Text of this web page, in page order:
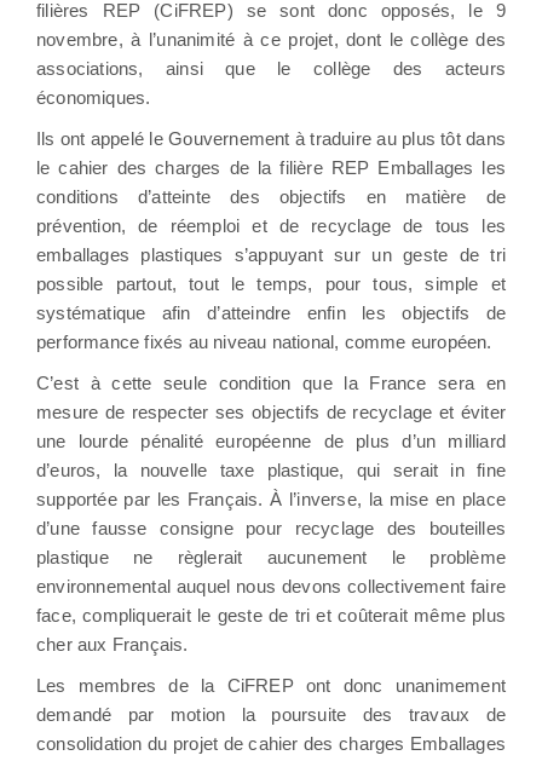
filières REP (CiFREP) se sont donc opposés, le 9
novembre, à l’unanimité à ce projet, dont le collège des
associations, ainsi que le collège des acteurs
économiques.
Ils ont appelé le Gouvernement à traduire au plus tôt dans
le cahier des charges de la filière REP Emballages les
conditions d’atteinte des objectifs en matière de
prévention, de réemploi et de recyclage de tous les
emballages plastiques s’appuyant sur un geste de tri
possible partout, tout le temps, pour tous, simple et
systématique afin d’atteindre enfin les objectifs de
performance fixés au niveau national, comme européen.
C’est à cette seule condition que la France sera en
mesure de respecter ses objectifs de recyclage et éviter
une lourde pénalité européenne de plus d’un milliard
d’euros, la nouvelle taxe plastique, qui serait in fine
supportée par les Français. À l’inverse, la mise en place
d’une fausse consigne pour recyclage des bouteilles
plastique ne règlerait aucunement le problème
environnemental auquel nous devons collectivement faire
face, compliquerait le geste de tri et coûterait même plus
cher aux Français.
Les membres de la CiFREP ont donc unanimement
demandé par motion la poursuite des travaux de
consolidation du projet de cahier des charges Emballages